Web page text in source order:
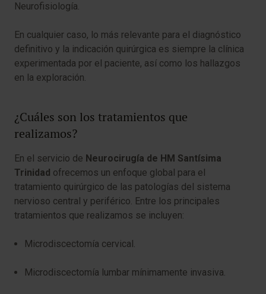
Neurofisiología.
En cualquier caso, lo más relevante para el diagnóstico
definitivo y la indicación quirúrgica es siempre la clínica
experimentada por el paciente, así como los hallazgos
en la exploración.
¿Cuáles son los tratamientos que
realizamos?
En el servicio de Neurocirugía de HM Santísima
Trinidad ofrecemos un enfoque global para el
tratamiento quirúrgico de las patologías del sistema
nervioso central y periférico. Entre los principales
tratamientos que realizamos se incluyen:
Microdiscectomía cervical.
Microdiscectomía lumbar mínimamente invasiva.